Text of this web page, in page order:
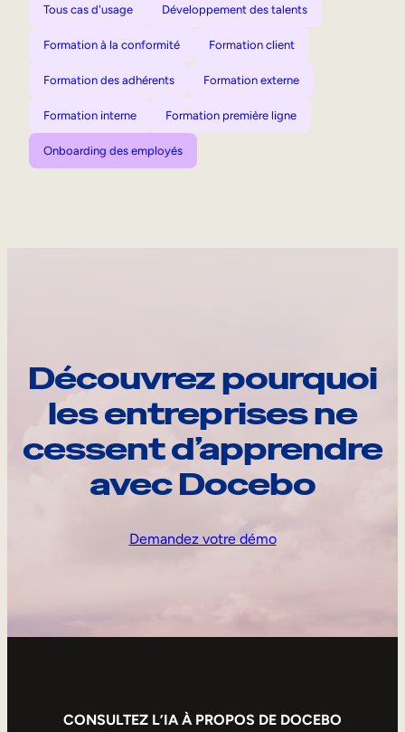
Tous cas d'usage Développement des talents
Formation à la conformité Formation client
Formation des adhérents Formation externe
Formation interne Formation première ligne
Onboarding des employés
Découvrez pourquoi
les entreprises ne
cessent d’apprendre
avec Docebo
Demandez votre démo
CONSULTEZ L’IA À PROPOS DE DOCEBO